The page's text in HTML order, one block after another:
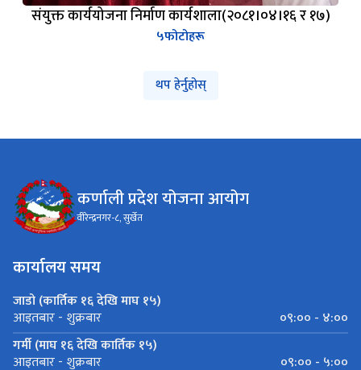
संयुक्त कार्ययोजना निर्माण कार्यशाला(२०८१।०४।१६ र १७)
५फोटोहरू
थप हेर्नुहोस्
कर्णाली प्रदेश योजना आयोग
वीरेन्द्रनगर-८, सुर्खेत
कार्यालय समय
जाडो (कार्तिक १६ देखि माघ १५)
आइतबार - शुक्रबार
०९:०० - ४:००
गर्मी (माघ १६ देखि कार्तिक १५)
आइतबार - शुक्रबार ०९:०० - ५:००